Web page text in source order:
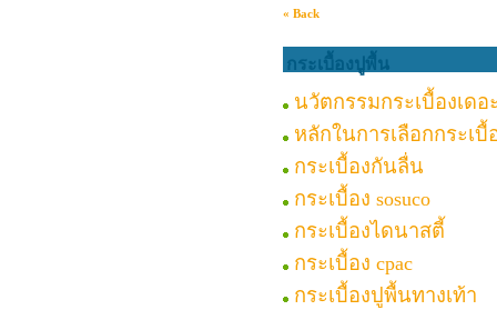
« Back
กระเบื้องปูพื้น
นวัตกรรมกระเบื้องเด
หลักในการเลือกกระเ
กระเบื้องกันลื่น
กระเบื้อง sosuco
กระเบื้องไดนาสตี้
กระเบื้อง cpac
กระเบื้องปูพื้นทางเท้า